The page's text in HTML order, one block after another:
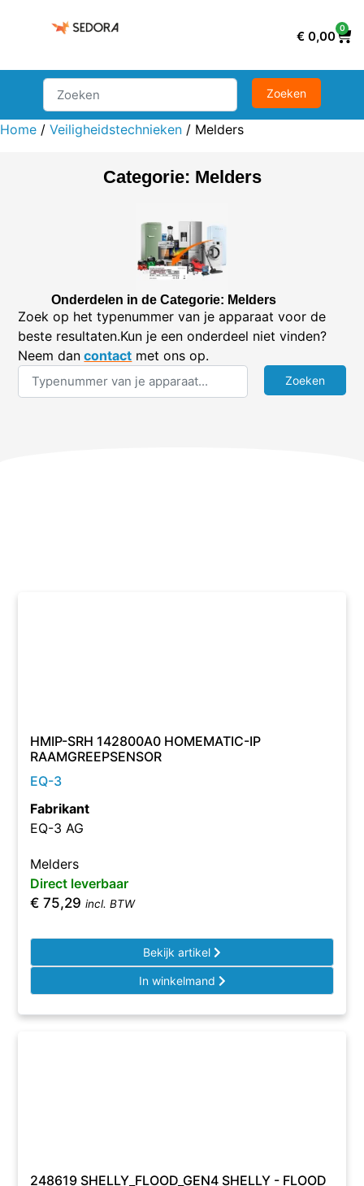
€ 0,00
0
Home / Veiligheidstechnieken / Melders
Categorie: Melders
Onderdelen in de Categorie: Melders
Zoek op het typenummer van je apparaat voor de
beste resultaten.Kun je een onderdeel niet vinden?
Neem dan contact met ons op.
HMIP-SRH 142800A0 HOMEMATIC-IP
RAAMGREEPSENSOR
EQ-3
Fabrikant
EQ-3 AG
Melders
Direct leverbaar
€ 75,29 incl. BTW
Bekijk artikel
In winkelmand
248619 SHELLY_FLOOD_GEN4 SHELLY - FLOOD